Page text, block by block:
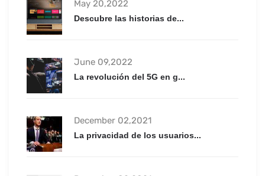
May 20,2022
Descubre las historias de...
June 09,2022
La revolución del 5G en g...
December 02,2021
La privacidad de los usuarios...